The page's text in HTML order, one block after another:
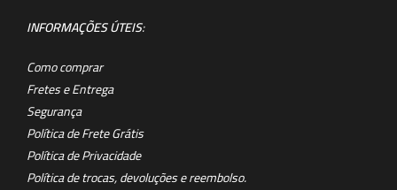
INFORMAÇÕES ÚTEIS:
Como comprar
Fretes e Entrega
Segurança
Política de Frete Grátis
Política de Privacidade
Política de trocas, devoluções e reembolso.